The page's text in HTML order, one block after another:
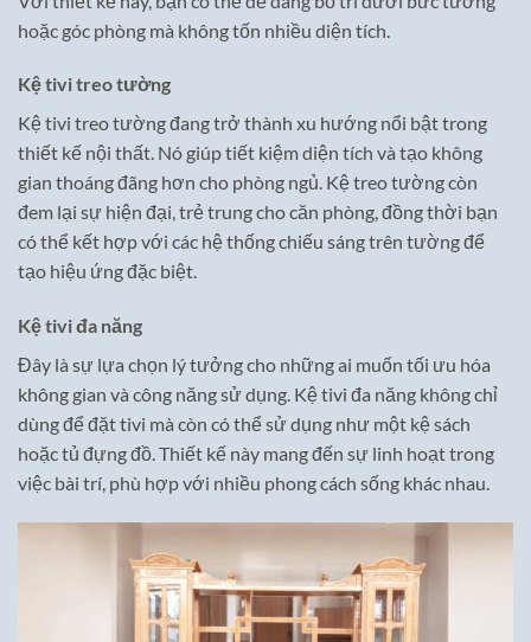
hoặc góc phòng mà không tốn nhiều diện tích.
Kệ tivi treo tường
Kệ tivi treo tường đang trở thành xu hướng nổi bật trong
thiết kế nội thất. Nó giúp tiết kiệm diện tích và tạo không
gian thoáng đãng hơn cho phòng ngủ. Kệ treo tường còn
đem lại sự hiện đại, trẻ trung cho căn phòng, đồng thời bạn
có thể kết hợp với các hệ thống chiếu sáng trên tường để
tạo hiệu ứng đặc biệt.
Kệ tivi đa năng
Đây là sự lựa chọn lý tưởng cho những ai muốn tối ưu hóa
không gian và công năng sử dụng. Kệ tivi đa năng không chỉ
dùng để đặt tivi mà còn có thể sử dụng như một kệ sách
hoặc tủ đựng đồ. Thiết kế này mang đến sự linh hoạt trong
việc bài trí, phù hợp với nhiều phong cách sống khác nhau.